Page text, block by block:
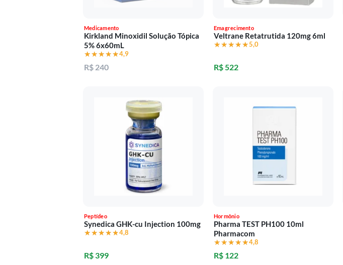
Medicamento
Kirkland Minoxidil Solução Tópica
5% 6x60mL
★★★★★
★★★★★4,9
R$ 240
Emagrecimento
Veltrane Retatrutida 120mg 6ml
★★★★★
★★★★★5,0
R$ 522
Peptídeo
Synedica GHK-cu Injection 100mg
★★★★★
★★★★★4,8
R$ 399
Hormônio
Pharma TEST PH100 10ml
Pharmacom
★★★★★
★★★★★4,8
R$ 122